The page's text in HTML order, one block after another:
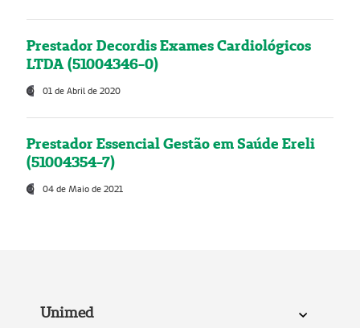
Prestador Decordis Exames Cardiológicos
LTDA (51004346-0)
01 de Abril de 2020
Prestador Essencial Gestão em Saúde Ereli
(51004354-7)
04 de Maio de 2021
Unimed